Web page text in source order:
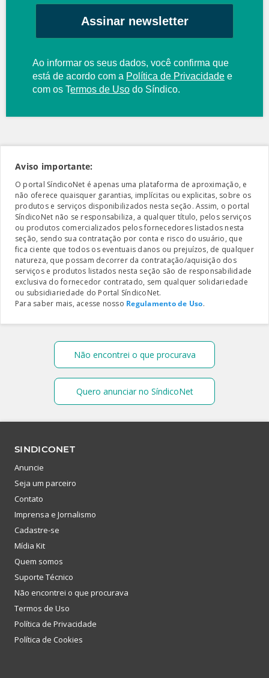
Assinar newsletter
Ao informar os seus dados, você confirma que
está de acordo com a Política de Privacidade e
com os Termos de Uso do Síndico.
Aviso importante:
O portal SíndicoNet é apenas uma plataforma de aproximação, e
não oferece quaisquer garantias, implícitas ou explicitas, sobre os
produtos e serviços disponibilizados nesta seção. Assim, o portal
SíndicoNet não se responsabiliza, a qualquer título, pelos serviços
ou produtos comercializados pelos fornecedores listados nesta
seção, sendo sua contratação por conta e risco do usuário, que
fica ciente que todos os eventuais danos ou prejuízos, de qualquer
natureza, que possam decorrer da contratação/aquisição dos
serviços e produtos listados nesta seção são de responsabilidade
exclusiva do fornecedor contratado, sem qualquer solidariedade
ou subsidiariedade do Portal SíndicoNet.
Para saber mais, acesse nosso Regulamento de Uso.
Não encontrei o que procurava
Quero anunciar no SíndicoNet
SINDICONET
Anuncie
Seja um parceiro
Contato
Imprensa e Jornalismo
Cadastre-se
Mídia Kit
Quem somos
Suporte Técnico
Não encontrei o que procurava
Termos de Uso
Política de Privacidade
Política de Cookies